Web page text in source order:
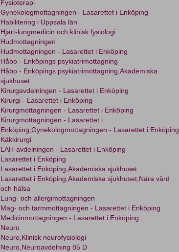
Fysioterapi
Gynekologmottagningen - Lasarettet i Enköping
Habilitering i Uppsala län
Hjärt-lungmedicin och klinisk fysiologi
Hudmottagningen
Hudmottagningen - Lasarettet i Enköping
Håbo - Enköpings psykiatrimottagning
Håbo - Enköpings psykiatrimottagning,Akademiska
sjukhuset
Kirurgavdelningen - Lasarettet i Enköping
Kirurgi - Lasarettet i Enköping
Kirurgmottagningen - Lasarettet i Enköping
Kirurgmottagningen - Lasarettet i
Enköping,Gynekologmottagningen - Lasarettet i Enköping
Käkkirurgi
LAH-avdelningen - Lasarettet i Enköping
Lasarettet i Enköping
Lasarettet i Enköping,Akademiska sjukhuset
Lasarettet i Enköping,Akademiska sjukhuset,Nära vård
och hälsa
Lung- och allergimottagningen
Mag- och tarmmottagningen - Lasarettet i Enköping
Medicinmottagningen - Lasarettet i Enköping
Neuro
Neuro,Klinisk neurofysiologi
Neuro,Neuroavdelning 85 D